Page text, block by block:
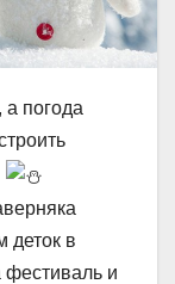
а погода
деток в
фестиваль и